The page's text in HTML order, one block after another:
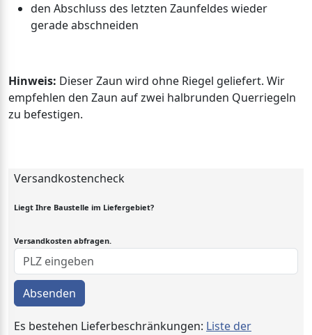
den Abschluss des letzten Zaunfeldes wieder
gerade abschneiden
Hinweis: Dieser Zaun wird ohne Riegel geliefert. Wir
empfehlen den Zaun auf zwei halbrunden Querriegeln
zu befestigen.
Versandkostencheck
Liegt Ihre Baustelle im Liefergebiet?
Versandkosten abfragen.
Absenden
Es bestehen Lieferbeschränkungen: Liste der